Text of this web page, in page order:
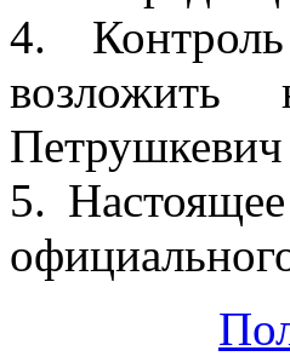
4.
возложить
5.